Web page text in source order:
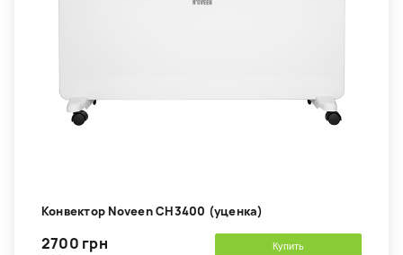
Конвектор Noveen CH3400 (уценка)
2700 грн Купить